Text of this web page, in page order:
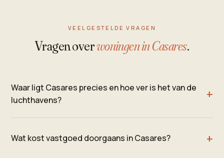
VEELGESTELDE VRAGEN
Vragen overwoningen in Casares.
Waar ligt Casares precies en hoe ver is het van de
luchthavens?
Wat kost vastgoed doorgaans in Casares?